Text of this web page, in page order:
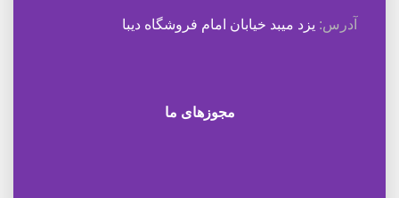
آدرس: یزد میبد خیابان امام فروشگاه دیبا
مجوزهای ما